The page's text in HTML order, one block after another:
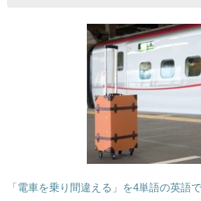
「電車を乗り間違える」を4単語の英語